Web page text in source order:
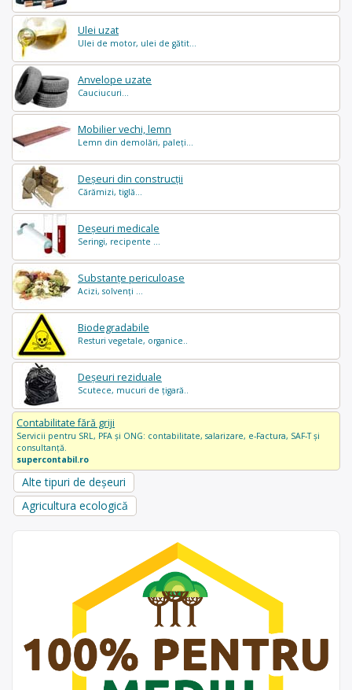
Ulei uzat
Ulei de motor, ulei de gătit...
Anvelope uzate
Cauciucuri...
Mobilier vechi, lemn
Lemn din demolări, paleți...
Deșeuri din construcții
Cărămizi, tiglă...
Deșeuri medicale
Seringi, recipente ...
Substanțe periculoase
Acizi, solvenți ...
Biodegradabile
Resturi vegetale, organice..
Deșeuri reziduale
Scutece, mucuri de țigară..
Contabilitate fără griji
Servicii pentru SRL, PFA și ONG: contabilitate, salarizare, e-Factura, SAF-T și
consultanță.
supercontabil.ro
Alte tipuri de deșeuri
Agricultura ecologică